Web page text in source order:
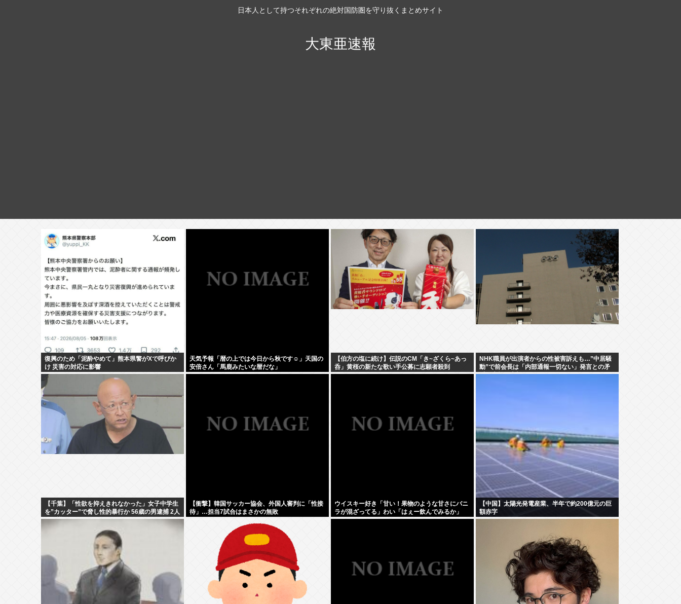
日本人として持つそれぞれの絶対国防圏を守り抜くまとめサイト
大東亜速報
復興のため「泥酔やめて」熊本県警がXで呼びか
け 災害の対応に影響
天気予報「暦の上では今日から秋です☺」天国の
安倍さん「馬鹿みたいな暦だな」
【伯方の塩に続け】伝説のCM「き~ざくら~あっ
呑」黄桜の新たな歌い手公募に志願者殺到
NHK職員が出演者からの性被害訴えも…”中居騒
動”で前会長は「内部通報一切ない」発言との矛
盾を広報を直撃
【千葉】「性欲を抑えきれなかった」女子中学生
を”カッター”で脅し性的暴行か 56歳の男逮捕 2人
に面識なし
【衝撃】韓国サッカー協会、外国人審判に「性接
待」…担当7試合はまさかの無敗
ウイスキー好き「甘い！果物のような甘さにバニ
ラが混ざってる」わい「はぇー飲んでみるか」
【中国】太陽光発電産業、半年で約200億元の巨
額赤字